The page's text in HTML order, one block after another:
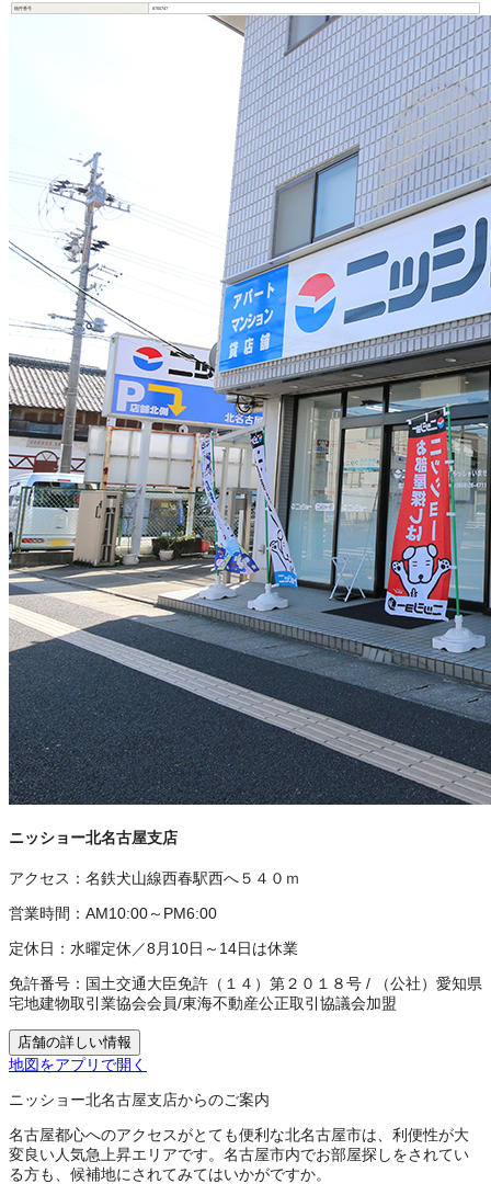
物件番号 8700747
ニッショー北名古屋支店
アクセス： 名鉄犬山線西春駅西へ５４０ｍ
営業時間： AM10:00～PM6:00
定休日： 水曜定休／8月10日～14日は休業
免許番号： 国土交通大臣免許（１４）第２０１８号 /
（公社）愛知県
宅地建物取引業協会会員/東海不動産公正取引協議会加盟
店舗の詳しい情報
地図をアプリで開く
ニッショー北名古屋支店からのご案内
名古屋都心へのアクセスがとても便利な北名古屋市は、利便性が大
変良い人気急上昇エリアです。名古屋市内でお部屋探しをされてい
る方も、候補地にされてみてはいかがですか。